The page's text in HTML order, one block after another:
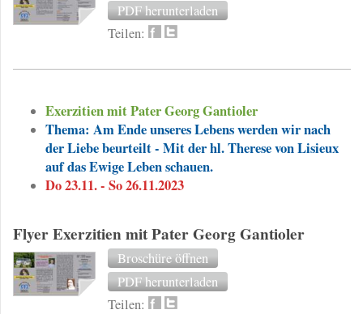
PDF herunterladen
Teilen:
Exerzitien mit Pater Georg Gantioler
Thema: Am Ende unseres Lebens werden wir nach
der Liebe beurteilt - Mit der hl. Therese von Lisieux
auf das Ewige Leben schauen.
Do 23.11. - So 26.11.2023
Flyer Exerzitien mit Pater Georg Gantioler
Broschüre öffnen
PDF herunterladen
Teilen: